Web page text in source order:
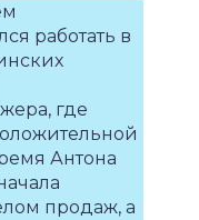
работать в
где
Антона
продаж, а